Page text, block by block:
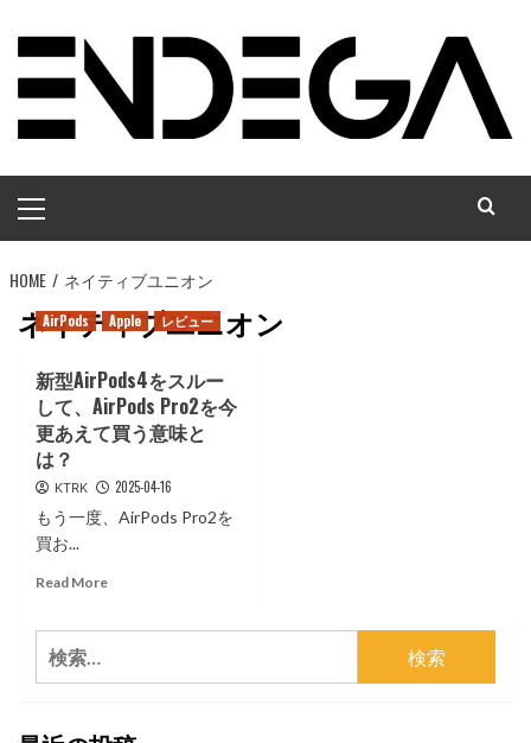
プ
イ
ン
メ
ニ
ュ
HOME ネイティブユニオン
ネイティブユニオン
AirPods Apple レビュー
新型AirPods4をスルー
して、AirPods Pro2を今
更あえて買う意味と
は？
KTRK 2025-04-16
もう一度、AirPods Pro2を
買お...
Read MoreRead
ス
検
索: